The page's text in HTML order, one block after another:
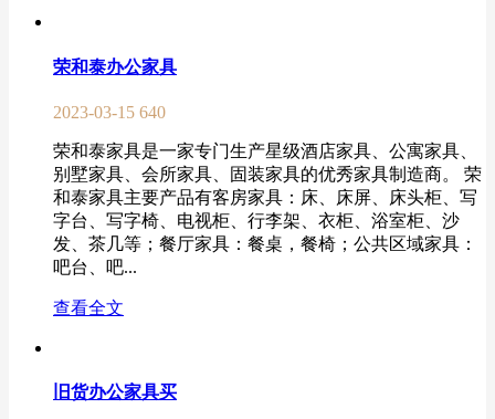
荣和泰办公家具
2023-03-15 640
荣和泰家具是一家专门生产星级酒店家具、公寓家具、
别墅家具、会所家具、固装家具的优秀家具制造商。 荣
和泰家具主要产品有客房家具：床、床屏、床头柜、写
字台、写字椅、电视柜、行李架、衣柜、浴室柜、沙
发、茶几等；餐厅家具：餐桌，餐椅；公共区域家具：
吧台、吧...
查看全文
旧货办公家具买